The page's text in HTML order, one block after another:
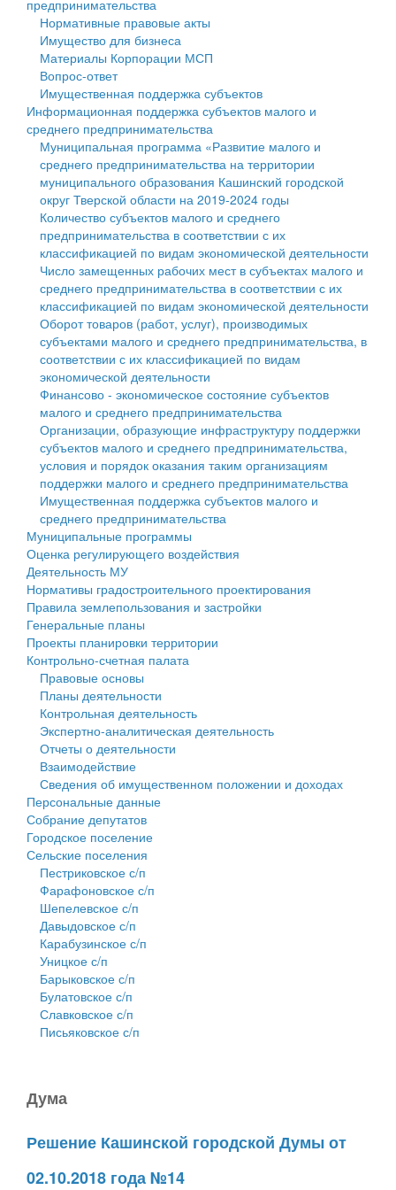
Государственные услуги
Промышленность и АПК
Экономика и бизнес
...
Символика
Устав
Гостям округа
Туризм
Культура
Образование
Здравоохранение
Социальная защита
Фотоальбом
муниципального округа Тверской области
Администрация Кашинского муниципального округа
Тверской области
Управление сельскими территориями
Открытые данные
Работа с обращениями граждан
Муниципальный контроль
Муниципальные услуги
Проекты административных регламентов
Антимонопольный комплаенс
Противодействие коррупции
Финансовое управление
Бюджет для граждан
Имущество
Выявление правообладателей ранее учтенных
объектов недвижимости
Имущественная поддержка субъектов малого и
среднего предпринимательства
Информационная поддержка субъектов малого и
среднего предпринимательства
Муниципальные программы
Контрольно-счетная палата
Персональные данные
Оценка регулирующего воздействия
Деятельность МУ
Нормативы градостроительного проектирования
Правила землепользования и застройки
Генеральные планы
Проекты планировки территории
Собрание депутатов
Городское поселение
Сельские поселения
предпринимательства
Нормативные правовые акты
Имущество для бизнеса
Материалы Корпорации МСП
Вопрос-ответ
Имущественная поддержка субъектов
Информационная поддержка субъектов малого и
среднего предпринимательства
Муниципальная программа «Развитие малого и
среднего предпринимательства на территории
муниципального образования Кашинский городской
округ Тверской области на 2019-2024 годы
Количество субъектов малого и среднего
предпринимательства в соответствии с их
классификацией по видам экономической деятельности
Число замещенных рабочих мест в субъектах малого и
среднего предпринимательства в соответствии с их
классификацией по видам экономической деятельности
Оборот товаров (работ, услуг), производимых
субъектами малого и среднего предпринимательства, в
соответствии с их классификацией по видам
экономической деятельности
Финансово - экономическое состояние субъектов
малого и среднего предпринимательства
Организации, образующие инфраструктуру поддержки
субъектов малого и среднего предпринимательства,
условия и порядок оказания таким организациям
поддержки малого и среднего предпринимательства
Имущественная поддержка субъектов малого и
среднего предпринимательства
Муниципальные программы
Оценка регулирующего воздействия
Деятельность МУ
Нормативы градостроительного проектирования
Правила землепользования и застройки
Генеральные планы
Проекты планировки территории
Контрольно-счетная палата
Правовые основы
Планы деятельности
Контрольная деятельность
Экспертно-аналитическая деятельность
Отчеты о деятельности
Взаимодействие
Сведения об имущественном положении и доходах
Персональные данные
Собрание депутатов
Городское поселение
Сельские поселения
Пестриковское с/п
Фарафоновское с/п
Шепелевское с/п
Давыдовское с/п
Карабузинское с/п
Уницкое с/п
Барыковское с/п
Булатовское с/п
Славковское с/п
Письяковское с/п
Дума
Решение Кашинской городской Думы от
02.10.2018 года №14